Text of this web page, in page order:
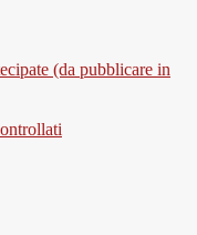
(da pubblicare in